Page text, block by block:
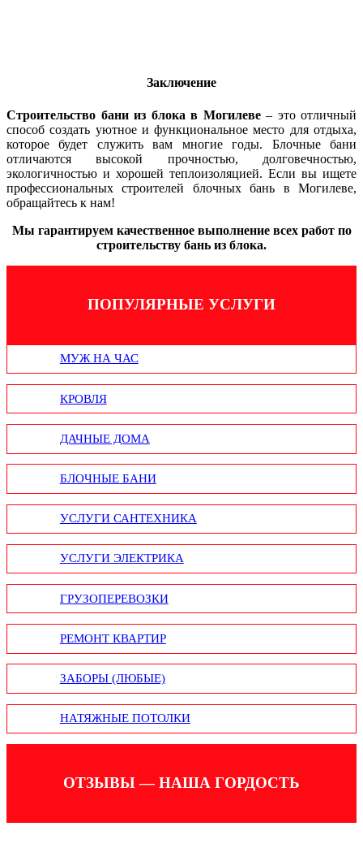
Заключение
Строительство бани из блока в Могилеве– это отличный
способ создать уютное и функциональное место для отдыха,
которое будет служить вам многие годы. Блочные бани
отличаются высокой прочностью, долговечностью,
экологичностью и хорошей теплоизоляцией. Если вы ищете
профессиональных строителей блочных бань в Могилеве,
обращайтесь к нам!
Мы гарантируем качественное выполнение всех работ по
строительству бань из блока.
ПОПУЛЯРНЫЕ УСЛУГИ
МУЖ НА ЧАС
КРОВЛЯ
ДАЧНЫЕ ДОМА
БЛОЧНЫЕ БАНИ
УСЛУГИ САНТЕХНИКА
УСЛУГИ ЭЛЕКТРИКА
ГРУЗОПЕРЕВОЗКИ
РЕМОНТ КВАРТИР
ЗАБОРЫ (ЛЮБЫЕ)
НАТЯЖНЫЕ ПОТОЛКИ
ОТЗЫВЫ — НАША ГОРДОСТЬ